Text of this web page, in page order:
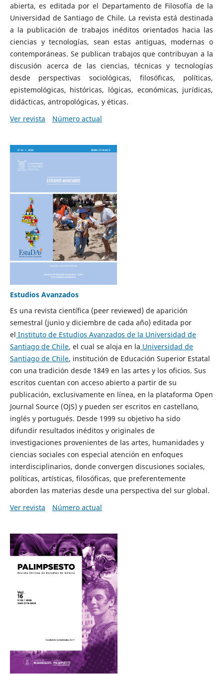
abierta, es editada por el Departamento de Filosofía de la
Universidad de Santiago de Chile. La revista está destinada
a la publicación de trabajos inéditos orientados hacia las
ciencias y tecnologías, sean estas antiguas, modernas o
contemporáneas. Se publican trabajos que contribuyan a la
discusión acerca de las ciencias, técnicas y tecnologías
desde perspectivas sociológicas, filosóficas, políticas,
epistemológicas, históricas, lógicas, económicas, jurídicas,
didácticas, antropológicas, y éticas.
Ver revista
Número actual
Estudios Avanzados
Es una revista científica (peer reviewed) de aparición
semestral (junio y diciembre de cada año) editada por
el Instituto de Estudios Avanzados de la Universidad de
Santiago de Chile, el cual se aloja en la Universidad de
Santiago de Chile, institución de Educación Superior Estatal
con una tradición desde 1849 en las artes y los oficios. Sus
escritos cuentan con acceso abierto a partir de su
publicación, exclusivamente en línea, en la plataforma Open
Journal Source (OJS) y pueden ser escritos en castellano,
inglés y portugués. Desde 1999 su objetivo ha sido
difundir resultados inéditos y originales de
investigaciones provenientes de las artes, humanidades y
ciencias sociales con especial atención en enfoques
interdisciplinarios, donde convergen discusiones sociales,
políticas, artísticas, filosóficas, que preferentemente
aborden las materias desde una perspectiva del sur global.
Ver revista
Número actual